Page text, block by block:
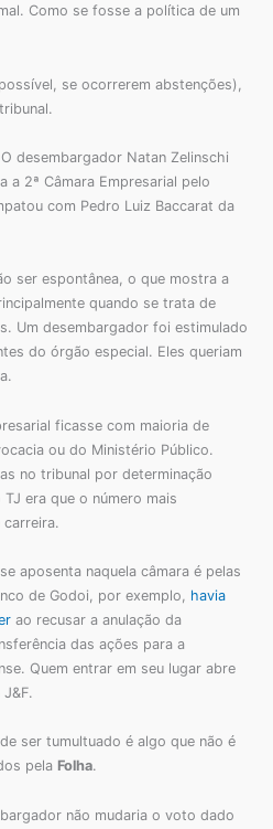
Como se fosse a política de um
se ocorrerem abstenções),
desembargador Natan Zelinschi
a 2ª Câmara Empresarial pelo
com Pedro Luiz Baccarat da
ser espontânea, o que mostra a
quando se trata de
Um desembargador foi estimulado
do órgão especial. Eles queriam
ficasse com maioria de
ou do Ministério Público.
no tribunal por determinação
era que o número mais
aposenta naquela câmara é pelas
de Godoi, por exemplo, havia
ao recusar a anulação da
das ações para a
Quem entrar em seu lugar abre
ser tumultuado é algo que não é
pela Folha.
não mudaria o voto dado